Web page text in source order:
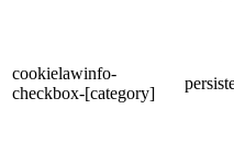
cookielawinfo-
checkbox-[category]